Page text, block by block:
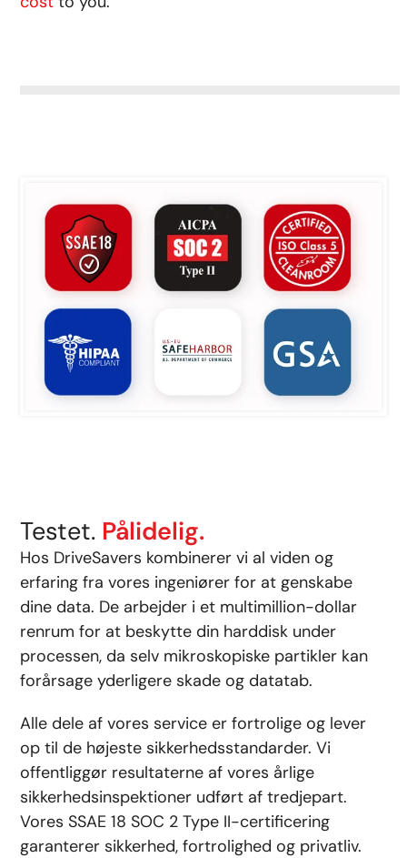
Testet. Pålidelig.
Hos DriveSavers kombinerer vi al viden og
erfaring fra vores ingeniører for at genskabe
dine data. De arbejder i et multimillion-dollar
renrum for at beskytte din harddisk under
processen, da selv mikroskopiske partikler kan
forårsage yderligere skade og datatab.
Alle dele af vores service er fortrolige og lever
op til de højeste sikkerhedsstandarder. Vi
offentliggør resultaterne af vores årlige
sikkerhedsinspektioner udført af tredjepart.
Vores SSAE 18 SOC 2 Type II-certificering
garanterer sikkerhed, fortrolighed og privatliv.